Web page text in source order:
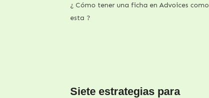
¿ Cómo tener una ficha en Advoices como
esta ?
Siete estrategias para